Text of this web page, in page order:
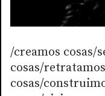
/creamos cosas/
cosas/
cosas/